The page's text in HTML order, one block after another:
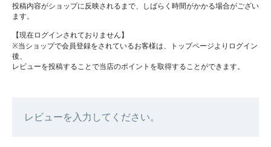
投稿内容がショップに反映されるまで、しばらく時間がかかる場合がござい
ます。
【現在ログインされておりません】
※当ショップで会員登録をされているお客様は、トップページよりログイン
後、
レビューを投稿することで当店のポイントを取得することができます。
レビューを入力してください。